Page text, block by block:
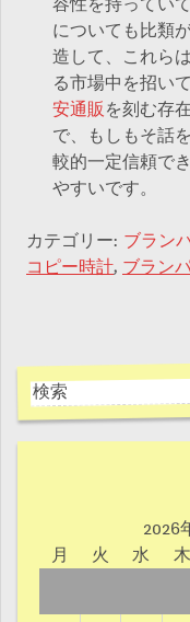
についても比類
造して、これら
る市場中を招いて
安通販 を刻む存
で、もしもそ話
較的一定信頼で
やすいです。
カテゴリー: ブラン
コピー時計, ブラン
2026
月
火 水 木